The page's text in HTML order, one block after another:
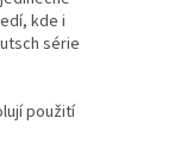
kde i
série
použití